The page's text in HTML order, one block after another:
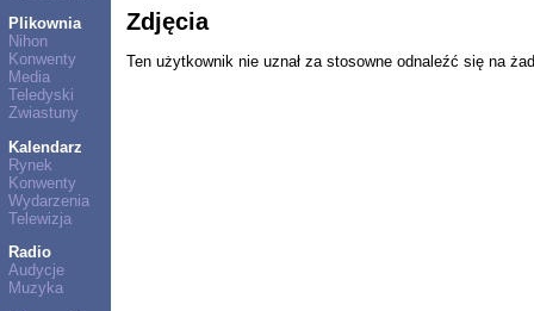
Plikownia
Nihon
Konwenty
Media
Teledyski
Zwiastuny
Kalendarz
Rynek
Konwenty
Wydarzenia
Telewizja
Radio
Audycje
Muzyka
Zdjęcia
Ten użytkownik nie uznał za stosowne odnaleźć się na